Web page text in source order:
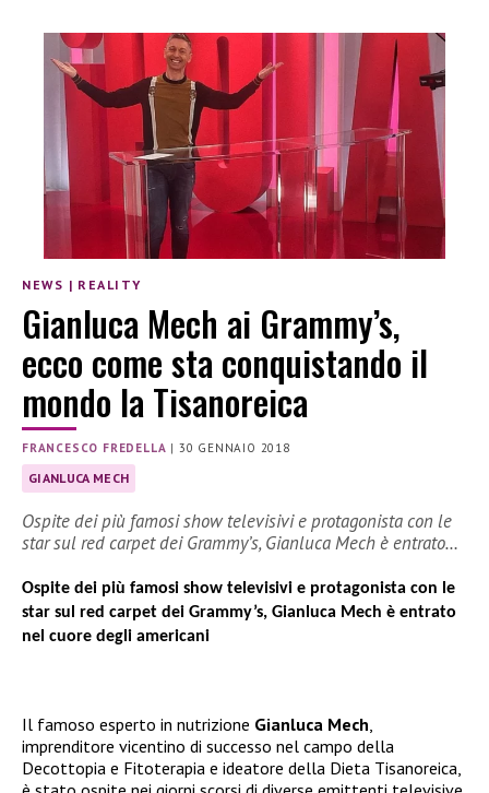
NEWS | REALITY
Gianluca Mech ai Grammy’s,
ecco come sta conquistando il
mondo la Tisanoreica
FRANCESCO FREDELLA | 30 GENNAIO 2018
GIANLUCA MECH
Ospite dei più famosi show televisivi e protagonista con le
star sul red carpet dei Grammy’s, Gianluca Mech è entrato…
Ospite dei più famosi show televisivi e protagonista con le
star sul red carpet dei Grammy’s, Gianluca Mech è entrato
nel cuore degli americani
Il famoso esperto in nutrizione Gianluca Mech,
imprenditore vicentino di successo nel campo della
Decottopia e Fitoterapia e ideatore della Dieta Tisanoreica,